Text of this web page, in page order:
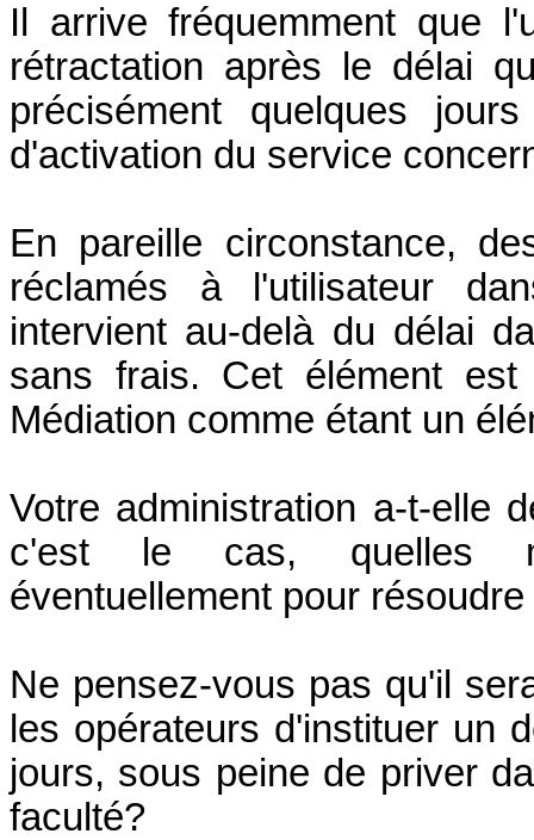
Il arrive fréquemment que
rétractation après le délai
précisément quelques
d'activation du service
En pareille circonstance,
réclamés à l'utilisateur
intervient au-delà du délai
sans frais. Cet élément
Médiation comme étant un
Votre administration a-t-elle
c'est le cas, quelles
éventuellement pour
Ne pensez-vous pas qu'il
les opérateurs d'instituer un
jours, sous peine de priver
faculté?